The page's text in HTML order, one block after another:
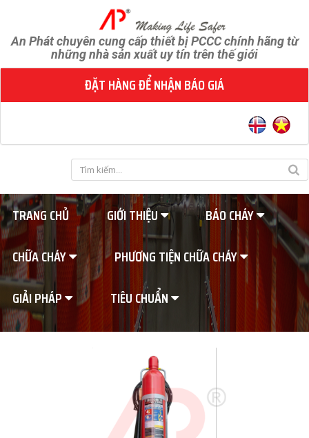
An Phát chuyên cung cấp thiết bị PCCC chính hãng từ
những nhà sản xuất uy tín trên thế giới
ĐẶT HÀNG ĐỂ NHẬN BÁO GIÁ
TRANG CHỦ GIỚI THIỆU
BÁO CHÁY
CHỮA CHÁY
PHƯƠNG TIỆN CHỮA CHÁY
GIẢI PHÁP
TIÊU CHUẨN